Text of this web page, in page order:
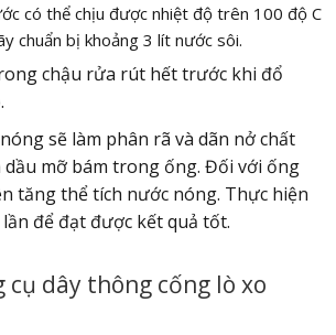
có thể chịu được nhiệt độ trên 100 độ C
chuẩn bị khoảng 3 lít nước sôi.
chậu rửa rút hết trước khi đổ
sẽ làm phân rã và dãn nở chất
dầu mỡ bám trong ống. Đối với ống
tăng thể tích nước nóng. Thực hiện
để đạt được kết quả tốt.
cụ dây thông cống lò xo